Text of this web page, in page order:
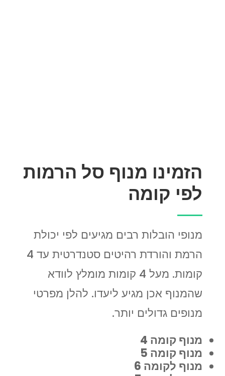
הזמינו מנוף סל הרמות
לפי קומה
מנופי הובלות רבים מגיעים לפי יכולת
הרמת והורדת רהיטים סטנדרטית עד 4
קומות. מעל 4 קומות מומלץ לוודא
שהמנוף אכן מגיע ליעדו. להלן מפרטי
מנופים גדולים יותר.
מנוף קומה 4
מנוף קומה 5
מנוף לקומה 6